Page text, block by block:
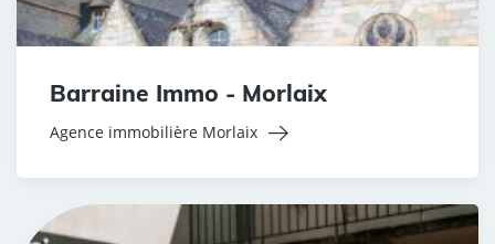
Barraine Immo - Morlaix
Agence immobilière Morlaix